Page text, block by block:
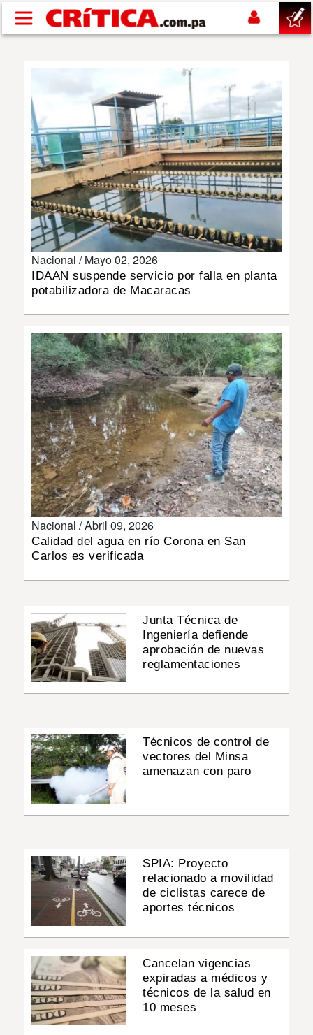
Pasar al contenido principal
SUCESOS
NACIONAL
POLÍTICA
SHOW
DEPORTES
MUNDO
INSÓLITAS
MULTIMEDIA
IMPRESO
Nacional /Mayo 02, 2026
IDAAN suspende servicio por falla en planta
potabilizadora de Macaracas
Nacional /Abril 09, 2026
Calidad del agua en río Corona en San
Carlos es verificada
Junta Técnica de
Ingeniería defiende
aprobación de nuevas
reglamentaciones
Técnicos de control de
vectores del Minsa
amenazan con paro
SPIA: Proyecto
relacionado a movilidad
de ciclistas carece de
aportes técnicos
Cancelan vigencias
expiradas a médicos y
técnicos de la salud en
10 meses